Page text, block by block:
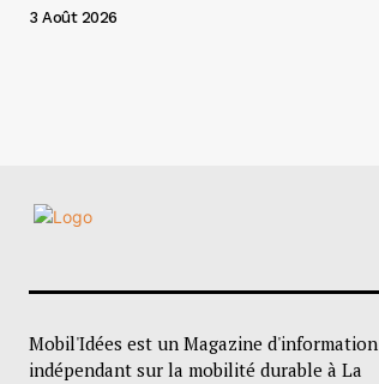
3 Août 2026
Mobil'Idées est un Magazine d'information
indépendant sur la mobilité durable à La